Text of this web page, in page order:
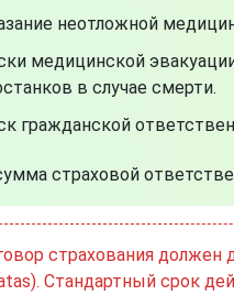
неотложной
медицинской
в случае смерти.
гражданской
страховой
страхования должен
Стандартный срок